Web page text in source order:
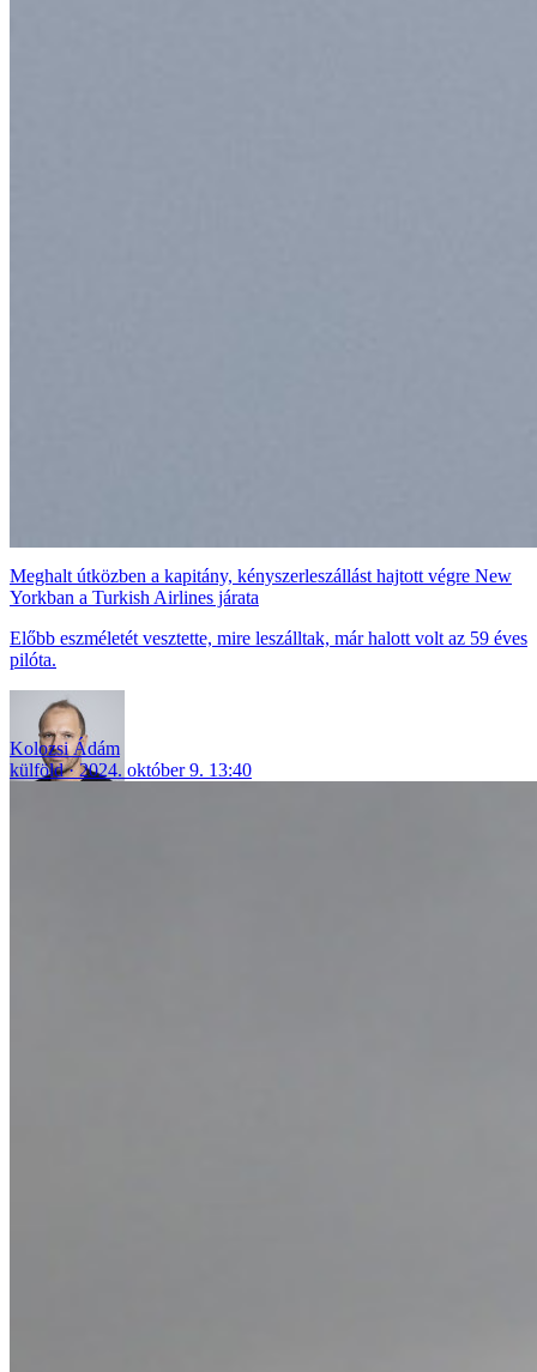
Meghalt útközben a kapitány, kényszerleszállást hajtott végre New
Yorkban a Turkish Airlines járata
Előbb eszméletét vesztette, mire leszálltak, már halott volt az 59 éves
pilóta.
Kolozsi Ádám
külföld
2024. október 9. 13:40